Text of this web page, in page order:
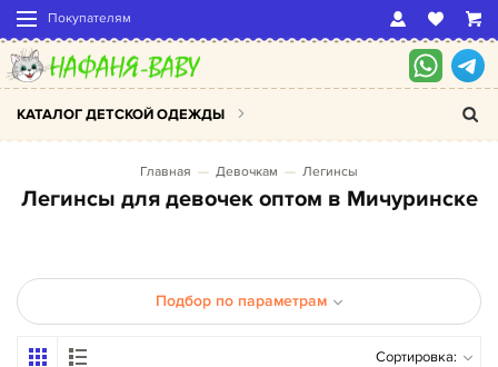
Покупателям
КАТАЛОГ ДЕТСКОЙ ОДЕЖДЫ
Главная Девочкам Легинсы
Легинсы для девочек оптом в Мичуринске
Подбор по параметрам
Сортировка: